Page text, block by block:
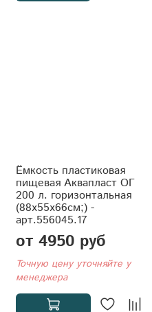
Ёмкость пластиковая
пищевая Аквапласт ОГ
200 л. горизонтальная
(88x55x66см;) -
арт.556045.17
от 4950 руб
Точную цену уточняйте у
менеджера